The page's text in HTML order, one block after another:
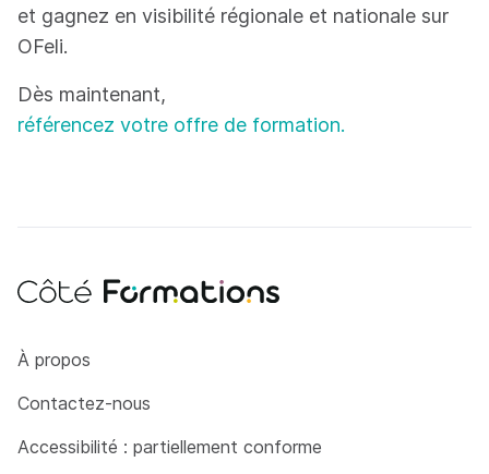
et gagnez en visibilité régionale et nationale sur
OFeli.
Dès maintenant,
référencez votre offre de formation.
Côté Formations
À propos
Contactez-nous
Accessibilité : partiellement conforme